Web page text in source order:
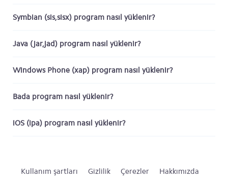
Symbian (sis,sisx) program nasıl yüklenir?
Java (jar,jad) program nasıl yüklenir?
Windows Phone (xap) program nasıl yüklenir?
Bada program nasıl yüklenir?
iOS (ipa) program nasıl yüklenir?
Kullanım şartları Gizlilik Çerezler Hakkımızda